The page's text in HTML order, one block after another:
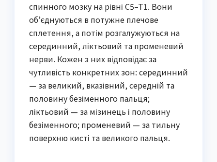
спинного мозку на рівні C5–T1. Вони
об’єднуються в потужне плечове
сплетення, а потім розгалужуються на
серединний, ліктьовий та променевий
нерви. Кожен з них відповідає за
чутливість конкретних зон: серединний
— за великий, вказівний, середній та
половину безіменного пальця;
ліктьовий — за мізинець і половину
безіменного; променевий — за тильну
поверхню кисті та великого пальця.